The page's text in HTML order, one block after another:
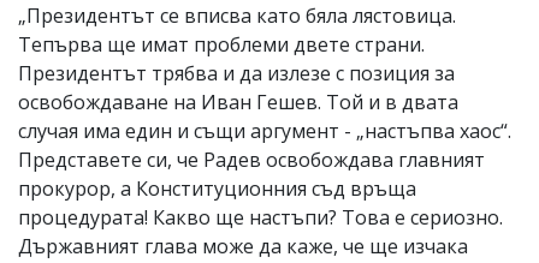
„Президентът се вписва като бяла лястовица.
Тепърва ще имат проблеми двете страни.
Президентът трябва и да излезе с позиция за
освобождаване на Иван Гешев. Той и в двата
случая има един и същи аргумент - „настъпва хаос“.
Представете си, че Радев освобождава главният
прокурор, а Конституционния съд връща
процедурата! Какво ще настъпи? Това е сериозно.
Държавният глава може да каже, че ще изчака